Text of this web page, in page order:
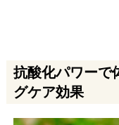
抗酸化パワーで
グケア効果